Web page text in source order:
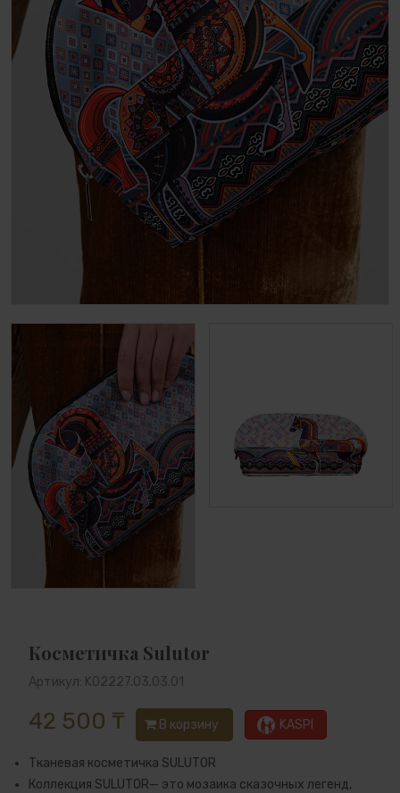
Косметичка Sulutor
Артикул: K02227.03.03.01
42 500 ₸ В корзину KASPI
Тканевая косметичка SULUTOR
Коллекция SULUTOR— это мозаика сказочных легенд,